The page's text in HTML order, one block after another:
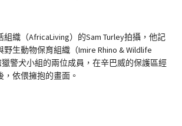
織（AfricaLiving）的Sam Turley拍攝，他記
生動物保育組織（Imire Rhino & Wildlife
警犬小組的兩位成員，在辛巴威的保護區經
依偎擁抱的畫面。